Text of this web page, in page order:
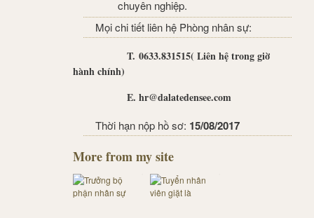
chuyên nghiệp.
Mọi chi tiết liên hệ Phòng nhân sự:
T. 0633.831515( Liên hệ trong giờ
hành chính)
E. hr@dalatedensee.com
Thời hạn nộp hồ sơ: 15/08/2017
More from my site